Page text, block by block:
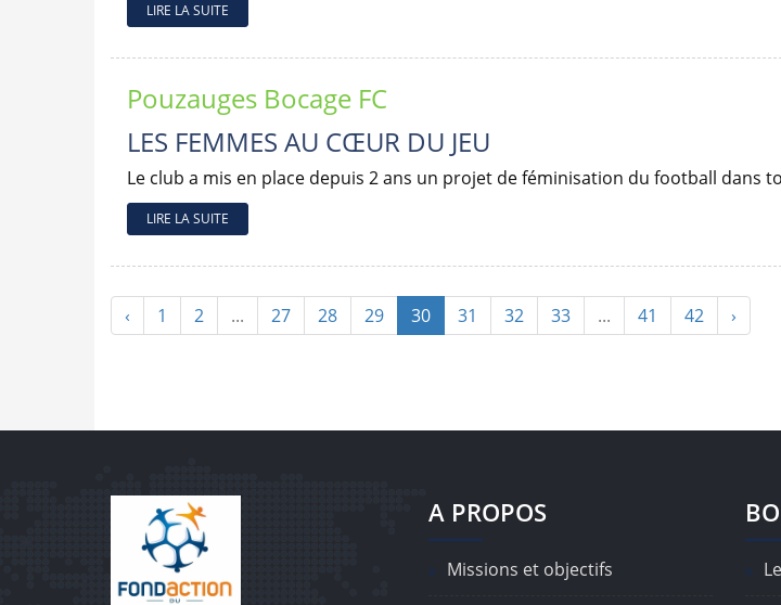
LIRE LA SUITE
Pouzauges Bocage FC
LES FEMMES AU CŒUR DU JEU
Le club a mis en place depuis 2 ans un projet de féminisation du football dans
LIRE LA SUITE
‹ 1 2 ... 27 28 29 30 31 32 33 ... 41 42 ›
A PROPOS
Missions et objectifs